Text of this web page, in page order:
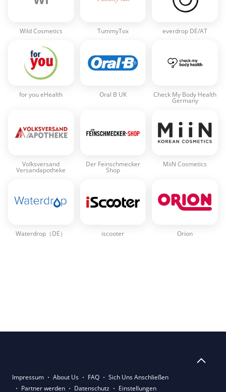
Wild Cosmetics TummyTox everdrop DE/AT
for you eHealth Oral B UK Check My Body Health
Germany
Volksversand
Versandapotheke
Der Feinschmecker
Shop
MiiN Cosmetics
Waterdrop（DE） iscooter Orion
Impressum About Us FAQ
Sich Uns Anschließen
Partner werden
Datenschutz Einstellungen